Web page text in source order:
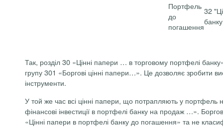
Портфель
до
погашення
32
Так, розділ 30 «Цінні папери … в торговому портфелі
групу 301 «Боргові цінні папери…». Це дозволяє зробити
інструменти.
У той же час всі цінні папери, що потрапляють у портфель
фінансові інвестиції в портфелі банку на продаж …».
«Цінні папери в портфелі банку до погашення» та не